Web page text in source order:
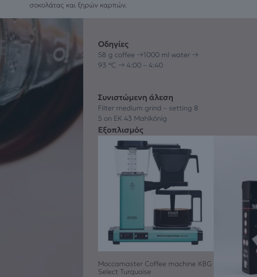
σοκολάτας και ξηρών καρπών.
Οδηγίες
58 g coffee →1000 ml water →
93 °C → 4:00 – 4:40
Συνιστώμενη άλεση
Filter medium grind – setting 8
5 on EK 43 Mahlkönig
Εξοπλισμός
Moccamaster Coffee machine KBG
Select Turquoise